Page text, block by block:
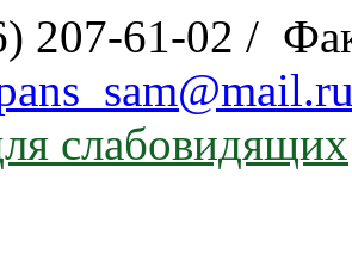
207-61-02 /
слабовидящих